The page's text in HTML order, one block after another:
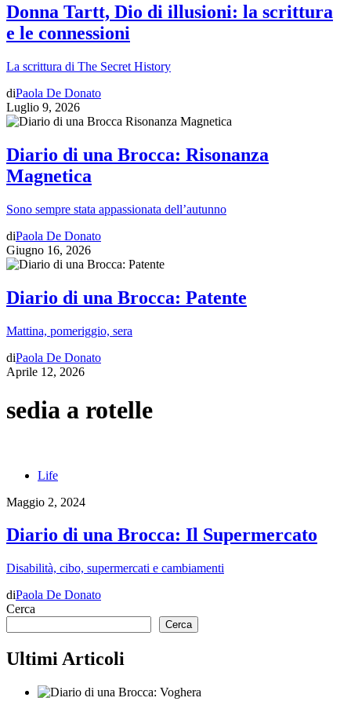
Donna Tartt, Dio di illusioni: la scrittura
e le connessioni
La scrittura di The Secret History
diPaola De Donato
Luglio 9, 2026
Diario di una Brocca: Risonanza
Magnetica
Sono sempre stata appassionata dell’autunno
diPaola De Donato
Giugno 16, 2026
Diario di una Brocca: Patente
Mattina, pomeriggio, sera
diPaola De Donato
Aprile 12, 2026
sedia a rotelle
Life
Maggio 2, 2024
Diario di una Brocca: Il Supermercato
Disabilità, cibo, supermercati e cambiamenti
diPaola De Donato
Cerca
Cerca
Ultimi Articoli